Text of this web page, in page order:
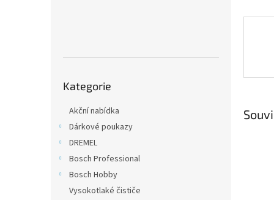
kategorie
Kategorie
Akční nabídka
Dárkové poukazy
DREMEL
Bosch Professional
Bosch Hobby
Vysokotlaké čističe